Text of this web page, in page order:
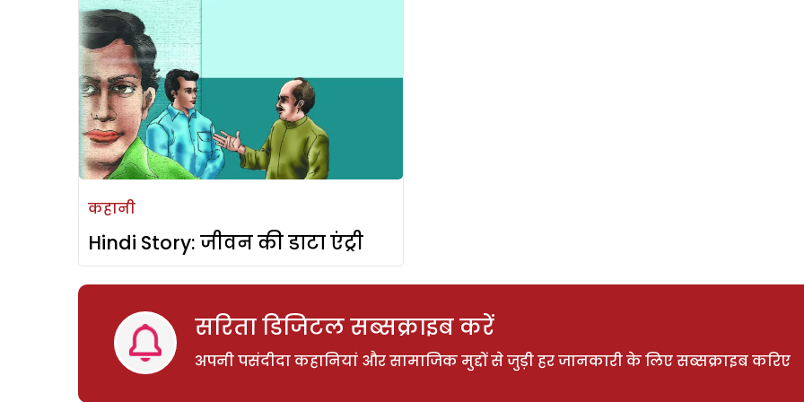
कहानी
Hindi Story: जीवन की डाटा एंट्री
सरिता डिजिटल सब्सक्राइब करें
अपनी पसंदीदा कहानियां और सामाजिक मुद्दों से जुड़ी हर जानकारी के लिए सब्सक्राइब करिए